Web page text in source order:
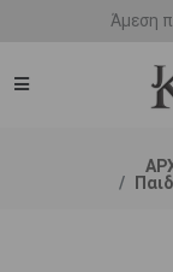
Άμεση